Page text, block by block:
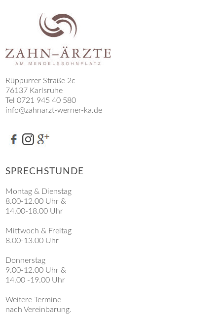
Rüppurrer Straße 2c
76137 Karlsruhe
Tel 0721 945 40 580
info@zahnarzt-werner-ka.de
SPRECHSTUNDE
Montag & Dienstag
8.00-12.00 Uhr &
14.00-18.00 Uhr
Mittwoch & Freitag
8.00-13.00 Uhr
Donnerstag
9.00-12.00 Uhr &
14.00 -19.00 Uhr
Weitere Termine
nach Vereinbarung.